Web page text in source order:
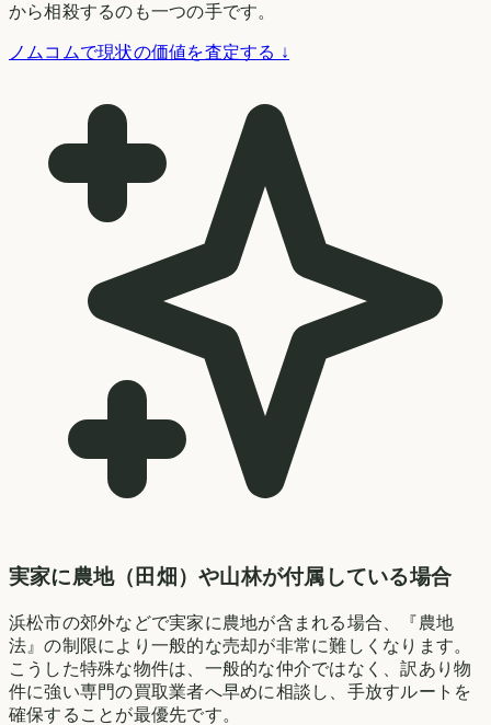
から相殺するのも一つの手です。
ノムコムで現状の価値を査定する ↓
実家に農地（田畑）や山林が付属している場合
浜松市の郊外などで実家に農地が含まれる場合、『農地
法』の制限により一般的な売却が非常に難しくなります。
こうした特殊な物件は、一般的な仲介ではなく、訳あり物
件に強い専門の買取業者へ早めに相談し、手放すルートを
確保することが最優先です。